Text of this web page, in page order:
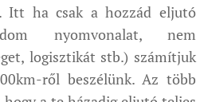
ha csak a hozzád eljutó
nyomvonalat, nem
logisztikát stb.) számítjuk
ről beszélünk. Az több